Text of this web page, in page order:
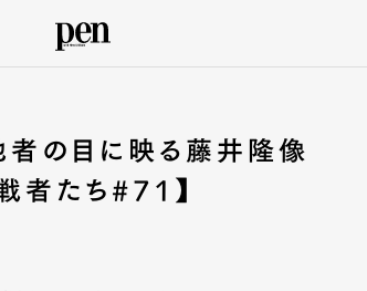
者の目に映る藤井隆像
者たち#71】